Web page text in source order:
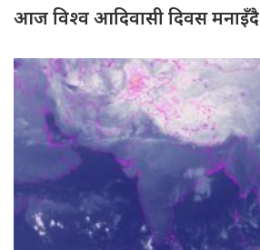
आज विश्व आदिवासी दिवस मनाइँदै